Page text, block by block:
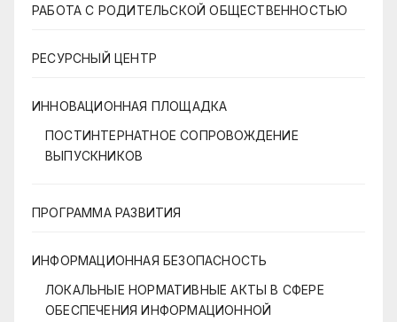
РАБОТА С РОДИТЕЛЬСКОЙ ОБЩЕСТВЕННОСТЬЮ
РЕСУРСНЫЙ ЦЕНТР
ИННОВАЦИОННАЯ ПЛОЩАДКА
ПОСТИНТЕРНАТНОЕ СОПРОВОЖДЕНИЕ
ВЫПУСКНИКОВ
ПРОГРАММА РАЗВИТИЯ
ИНФОРМАЦИОННАЯ БЕЗОПАСНОСТЬ
ЛОКАЛЬНЫЕ НОРМАТИВНЫЕ АКТЫ В СФЕРЕ
ОБЕСПЕЧЕНИЯ ИНФОРМАЦИОННОЙ